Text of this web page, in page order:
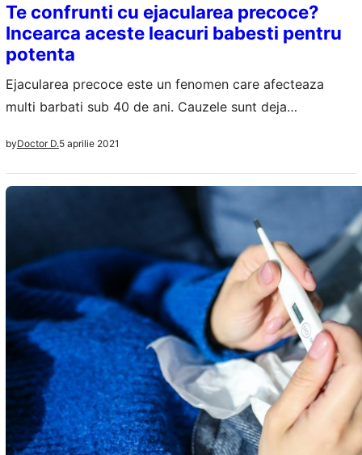
Te confrunti cu ejacularea precoce?
Incearca aceste leacuri babesti pentru
potenta
Ejacularea precoce este un fenomen care afecteaza
multi barbati sub 40 de ani. Cauzele sunt deja
psihice, psihologice. Odata ce ai ajuns sa ai episoade
frecvente de ejaculare precoce s-ar putea sa te confrunti
si cu impotenta si cu imposibilitatea mentinerii erectiei
inainte de initierea actului sexual cu un partener.…
byDoctor D.5 aprilie 2021